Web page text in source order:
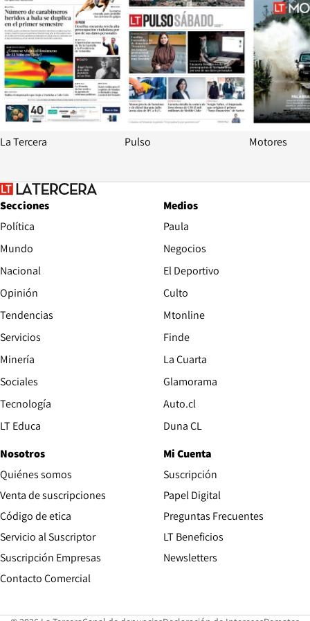
La Tercera Pulso Motores
Secciones
Política
Mundo
Nacional
Opinión
Tendencias
Servicios
Minería
Sociales
Tecnología
LT Educa
Medios
Paula
Negocios
El Deportivo
Culto
Mtonline
Finde
La Cuarta
Glamorama
Auto.cl
Duna CL
Nosotros
Quiénes somos
Venta de suscripciones
Código de etica Opens in new window
Servicio al Suscriptor
Suscripción Empresas
Contacto Comercial
Mi Cuenta
Suscripción
Papel Digital
Preguntas Frecuentes
LT Beneficios
Newsletters